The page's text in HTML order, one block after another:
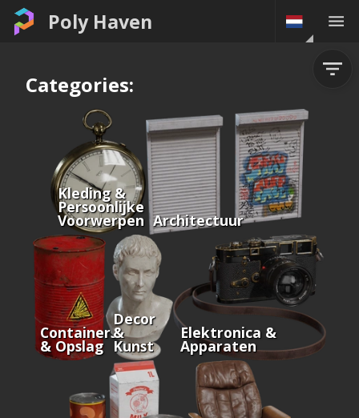
Poly Haven
Categories:
Kleding &
Persoonlijke
Voorwerpen Architectuur
Containers
& Opslag
Decor
&
Kunst
Elektronica &
Apparaten